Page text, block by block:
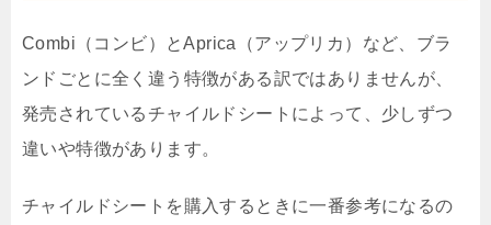
Combi（コンビ）とAprica（アップリカ）など、ブラ
ンドごとに全く違う特徴がある訳ではありませんが、
発売されているチャイルドシートによって、少しずつ
違いや特徴があります。
チャイルドシートを購入するときに一番参考になるの